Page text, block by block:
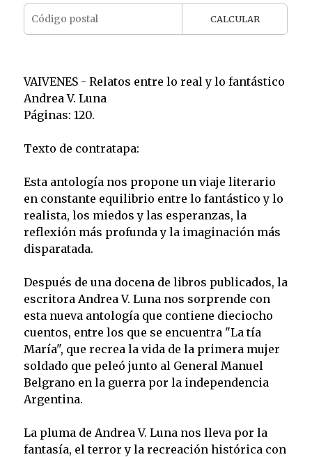
CALCULAR
VAIVENES - Relatos entre lo real y lo fantástico
Andrea V. Luna
Páginas: 120.
Texto de contratapa:
Esta antología nos propone un viaje literario
en constante equilibrio entre lo fantástico y lo
realista, los miedos y las esperanzas, la
reflexión más profunda y la imaginación más
disparatada.
Después de una docena de libros publicados, la
escritora Andrea V. Luna nos sorprende con
esta nueva antología que contiene dieciocho
cuentos, entre los que se encuentra "La tía
María", que recrea la vida de la primera mujer
soldado que peleó junto al General Manuel
Belgrano en la guerra por la independencia
Argentina.
La pluma de Andrea V. Luna nos lleva por la
fantasía, el terror y la recreación histórica con